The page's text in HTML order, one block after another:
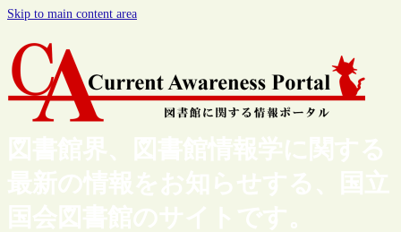
Skip to main content area
図書館界、図書館情報学に関する
最新の情報をお知らせする、国立
国会図書館のサイトです。